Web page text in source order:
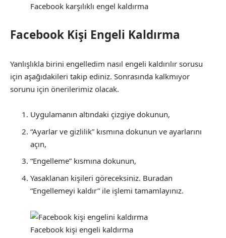
Facebook karşılıklı engel kaldırma
Facebook Kişi Engeli Kaldırma
Yanlışlıkla birini engelledim nasıl engeli kaldırılır sorusu
için aşağıdakileri takip ediniz. Sonrasında kalkmıyor
sorunu için önerilerimiz olacak.
Uygulamanın altındaki çizgiye dokunun,
“Ayarlar ve gizlilik” kısmına dokunun ve ayarlarını
açın,
“Engelleme” kısmına dokunun,
Yasaklanan kişileri göreceksiniz. Buradan
“Engellemeyi kaldır” ile işlemi tamamlayınız.
Facebook kişi engeli kaldırma